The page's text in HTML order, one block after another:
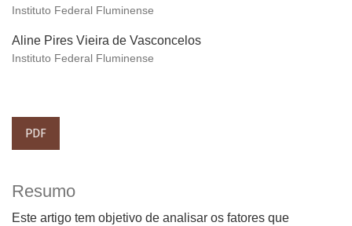
Instituto Federal Fluminense
Aline Pires Vieira de Vasconcelos
Instituto Federal Fluminense
PDF
Resumo
Este artigo tem objetivo de analisar os fatores que